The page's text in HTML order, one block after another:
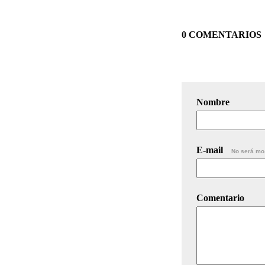
0 COMENTARIOS
Nombre
E-mail No será
Comentario